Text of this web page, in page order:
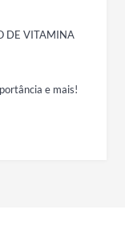
DE VITAMINA
e mais!